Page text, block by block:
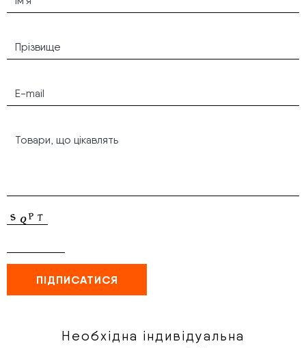
Необхідна індивідуальна
обробку Ваших персональних даних.